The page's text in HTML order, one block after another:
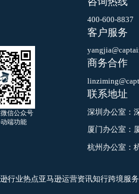
微信公众号
咨询热
400-600-
客户服
商务合
深圳办公